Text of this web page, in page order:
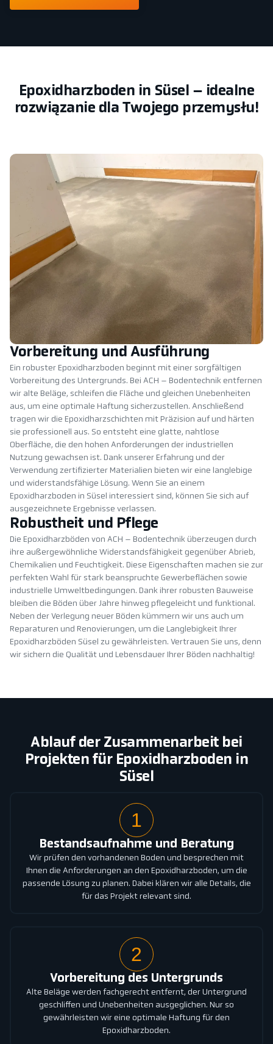
Epoxidharzboden in Süsel – idealne
rozwiązanie dla Twojego przemysłu!
Vorbereitung und Ausführung
Ein robuster Epoxidharzboden beginnt mit einer sorgfältigen
Vorbereitung des Untergrunds. Bei ACH – Bodentechnik entfernen
wir alte Beläge, schleifen die Fläche und gleichen Unebenheiten
aus, um eine optimale Haftung sicherzustellen. Anschließend
tragen wir die Epoxidharzschichten mit Präzision auf und härten
sie professionell aus. So entsteht eine glatte, nahtlose
Oberfläche, die den hohen Anforderungen der industriellen
Nutzung gewachsen ist. Dank unserer Erfahrung und der
Verwendung zertifizierter Materialien bieten wir eine langlebige
und widerstandsfähige Lösung. Wenn Sie an einem
Epoxidharzboden in Süsel interessiert sind, können Sie sich auf
ausgezeichnete Ergebnisse verlassen.
Robustheit und Pflege
Die Epoxidharzböden von ACH – Bodentechnik überzeugen durch
ihre außergewöhnliche Widerstandsfähigkeit gegenüber Abrieb,
Chemikalien und Feuchtigkeit. Diese Eigenschaften machen sie zur
perfekten Wahl für stark beanspruchte Gewerbeflächen sowie
industrielle Umweltbedingungen. Dank ihrer robusten Bauweise
bleiben die Böden über Jahre hinweg pflegeleicht und funktional.
Neben der Verlegung neuer Böden kümmern wir uns auch um
Reparaturen und Renovierungen, um die Langlebigkeit Ihrer
Epoxidharzböden Süsel zu gewährleisten. Vertrauen Sie uns, denn
wir sichern die Qualität und Lebensdauer Ihrer Böden nachhaltig!
Ablauf der Zusammenarbeit bei
Projekten für Epoxidharzboden in
Süsel
1
Bestandsaufnahme und Beratung
Wir prüfen den vorhandenen Boden und besprechen mit
Ihnen die Anforderungen an den Epoxidharzboden, um die
passende Lösung zu planen. Dabei klären wir alle Details, die
für das Projekt relevant sind.
2
Vorbereitung des Untergrunds
Alte Beläge werden fachgerecht entfernt, der Untergrund
geschliffen und Unebenheiten ausgeglichen. Nur so
gewährleisten wir eine optimale Haftung für den
Epoxidharzboden.